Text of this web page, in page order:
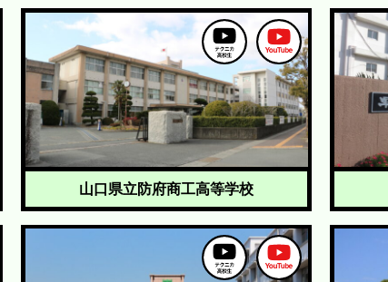
山口県立防府商工高等学校